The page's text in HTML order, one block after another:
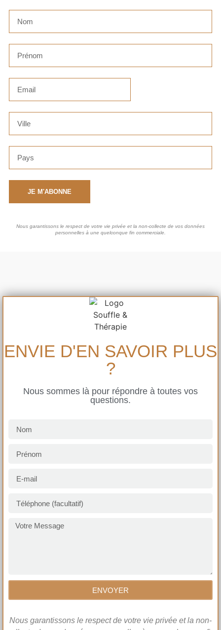
JE M'ABONNE
Nous garantissons le respect de votre vie privée et la non-collecte de vos données
personnelles à une quelconque fin commerciale.
ENVIE D'EN SAVOIR PLUS
?
Nous sommes là pour répondre à toutes vos
questions.
ENVOYER
Nous garantissons le respect de votre vie privée et la non-